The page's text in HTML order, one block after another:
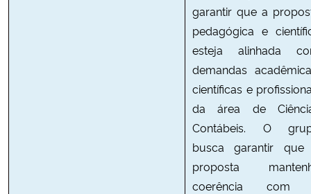
garantir que a
pedagógica e
esteja alinhada
demandas
científicas e
da área de
Contábeis. O
busca garantir
proposta
coerência com